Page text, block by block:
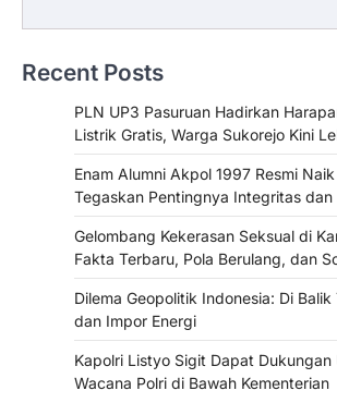
Recent Posts
PLN UP3 Pasuruan Hadirkan
Listrik Gratis, Warga Sukorejo Kini
Enam Alumni Akpol 1997 Resmi
Tegaskan Pentingnya Integritas dan
Gelombang Kekerasan Seksual di
Fakta Terbaru, Pola Berulang, dan
Dilema Geopolitik Indonesia: Di
dan Impor Energi
Kapolri Listyo Sigit Dapat Dukungan
Wacana Polri di Bawah Kementerian